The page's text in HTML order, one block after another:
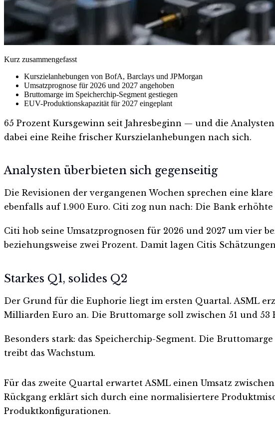
Kurz zusammengefasst
Kurszielanhebungen von BofA, Barclays und JPMorgan
Umsatzprognose für 2026 und 2027 angehoben
Bruttomarge im Speicherchip-Segment gestiegen
EUV-Produktionskapazität für 2027 eingeplant
65 Prozent Kursgewinn seit Jahresbeginn — und die
dabei eine Reihe frischer Kurszielanhebungen nach sich.
Analysten überbieten sich gegenseitig
Die Revisionen der vergangenen Wochen sprechen eine
ebenfalls auf 1.900 Euro. Citi zog nun nach: Die Bank
Citi hob seine Umsatzprognosen für 2026 und 2027 um vier
beziehungsweise zwei Prozent. Damit lagen Citis
Starkes Q1, solides Q2
Der Grund für die Euphorie liegt im ersten Quartal. ASML
Milliarden Euro an. Die Bruttomarge soll zwischen 51 und 53
Besonders stark: das Speicherchip-Segment. Die
treibt das Wachstum.
Für das zweite Quartal erwartet ASML einen Umsatz
Rückgang erklärt sich durch eine normalisiertere
Produktkonfigurationen.